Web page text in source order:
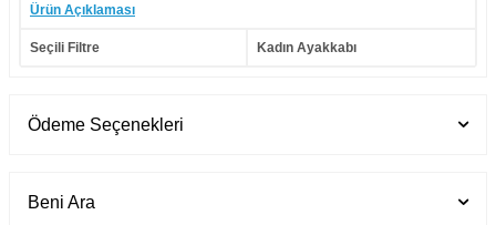
Ürün Açıklaması
Seçili Filtre Kadın Ayakkabı
Ödeme Seçenekleri
Beni Ara